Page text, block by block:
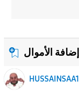
إضافة الأموال
HUSSAINSAA1